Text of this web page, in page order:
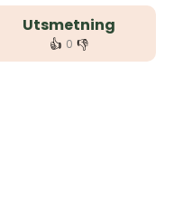
Utsmetning
👍 0 👎